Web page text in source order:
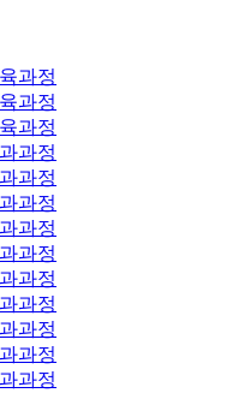
과정
과정
과정
과정
과정
과정
과정
과정
과정
과정
과정
과정
과정